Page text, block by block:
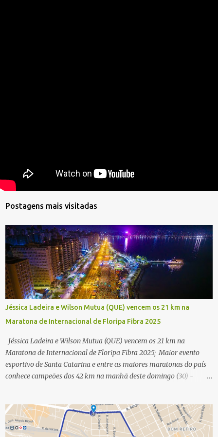
Postagens mais visitadas
Jéssica Ladeira e Wilson Mutua (QUE) vencem os 21 km na
Maratona de Internacional de Floripa Fibra 2025
Jéssica Ladeira e Wilson Mutua (QUE) vencem os 21 km na
Maratona de Internacional de Floripa Fibra 2025; Maior evento
esportivo de Santa Catarina e entre as maiores maratonas do país
conhece campeões dos 42 km na manhã deste domingo (30) -
Floripa Fibra 2025. Na manhã deste sábado (30) foram conhecidos
os campeões dos 21 km do maior evento esportivo de Santa
Catarina. A mineira Jessica Ladeira e o queniano Wilson Mutua